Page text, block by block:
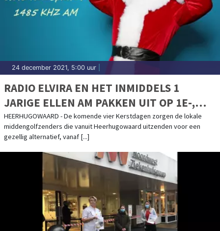
24 december 2021, 5:00 uur
RADIO ELVIRA EN HET INMIDDELS 1
JARIGE ELLEN AM PAKKEN UIT OP 1E-,
2E-, 3E- EN 4E KERSTDAG
HEERHUGOWAARD - De komende vier Kerstdagen zorgen de lokale
middengolfzenders die vanuit Heerhugowaard uitzenden voor een
gezellig alternatief, vanaf [...]